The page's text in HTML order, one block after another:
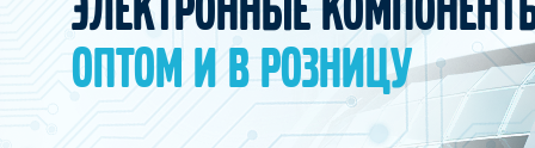
Электронные
оптом и в розницу